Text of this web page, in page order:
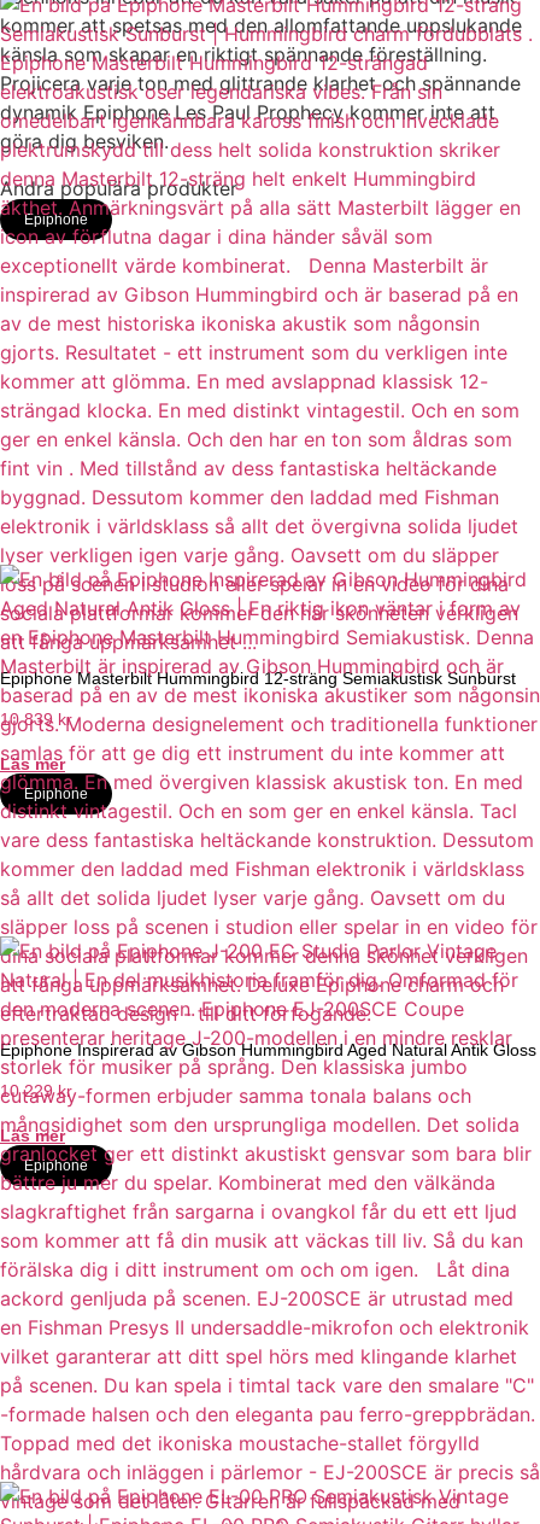
kommer att spetsas med den allomfattande uppslukande
känsla som skapar en riktigt spännande föreställning.
Projicera varje ton med glittrande klarhet och spännande
dynamik Epiphone Les Paul Prophecy kommer inte att
göra dig besviken.
Andra populära produkter
Epiphone
Epiphone Masterbilt Hummingbird 12-sträng Semiakustisk Sunburst
10 839 kr
Läs mer
Epiphone
Epiphone Inspirerad av Gibson Hummingbird Aged Natural Antik Gloss
10 229kr
Läs mer
Epiphone